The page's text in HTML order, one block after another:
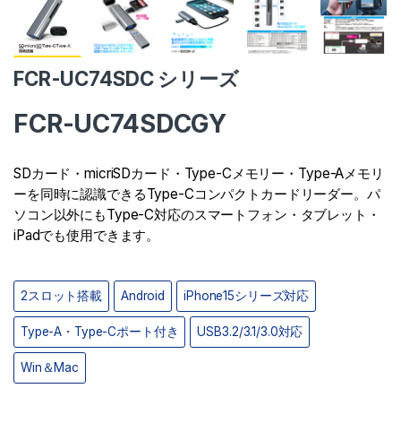
FCR-UC74SDC シリーズ
FCR-UC74SDCGY
SDカード・micriSDカード・Type-Cメモリー・Type-Aメモリ
ーを同時に認識できるType-Cコンパクトカードリーダー。パ
ソコン以外にもType-C対応のスマートフォン・タブレット・
iPadでも使用できます。
2スロット搭載 Android iPhone15シリーズ対応
Type-A・Type-Cポート付き USB3.2/3.1/3.0対応
Win＆Mac